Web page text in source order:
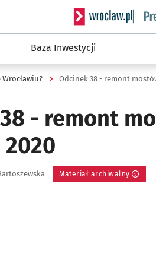
Serwis
Baza Inwestycji
Odcinek 38 - remont
- remont
Materiał archiwalny